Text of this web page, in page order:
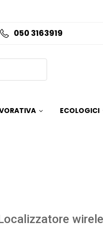
050 3163919
ECOLOGICI